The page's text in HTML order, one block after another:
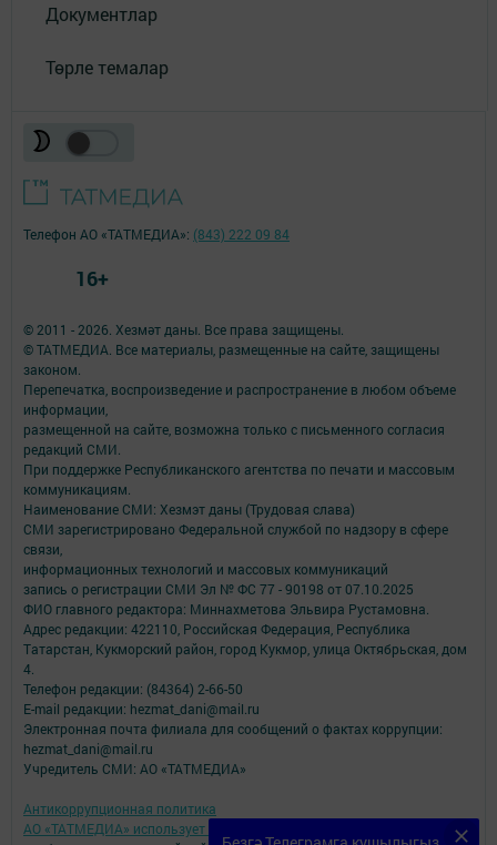
Документлар
Төрле темалар
© 2011 - 2026. Хезмәт даны. Все права защищены.
© ТАТМЕДИА. Все материалы, размещенные на сайте, защищены
законом.
Перепечатка, воспроизведение и распространение в любом объеме
информации,
размещенной на сайте, возможна только с письменного согласия
редакций СМИ.
При поддержке Республиканского агентства по печати и массовым
коммуникациям.
Наименование СМИ: Хезмэт даны (Трудовая слава)
СМИ зарегистрировано Федеральной службой по надзору в сфере
связи,
информационных технологий и массовых коммуникаций
запись о регистрации СМИ Эл № ФС 77 - 90198 от 07.10.2025
ФИО главного редактора: Миннахметова Эльвира Рустамовна.
Адрес редакции: 422110, Российская Федерация, Республика
Татарстан, Кукморский район, город Кукмор, улица Октябрьская, дом
4.
Телефон редакции: (84364) 2-66-50
E-mail редакции: hezmat_dani@mail.ru
Электронная почта филиала для сообщений о фактах коррупции:
hezmat_dani@mail.ru
Учредитель СМИ: АО «ТАТМЕДИА»
Антикоррупционная политика
АО «ТАТМЕДИА» использует «cookie»
для персонализации сервисов и
Телефон АО «ТАТМЕДИА»: (843) 222 09 84
16+